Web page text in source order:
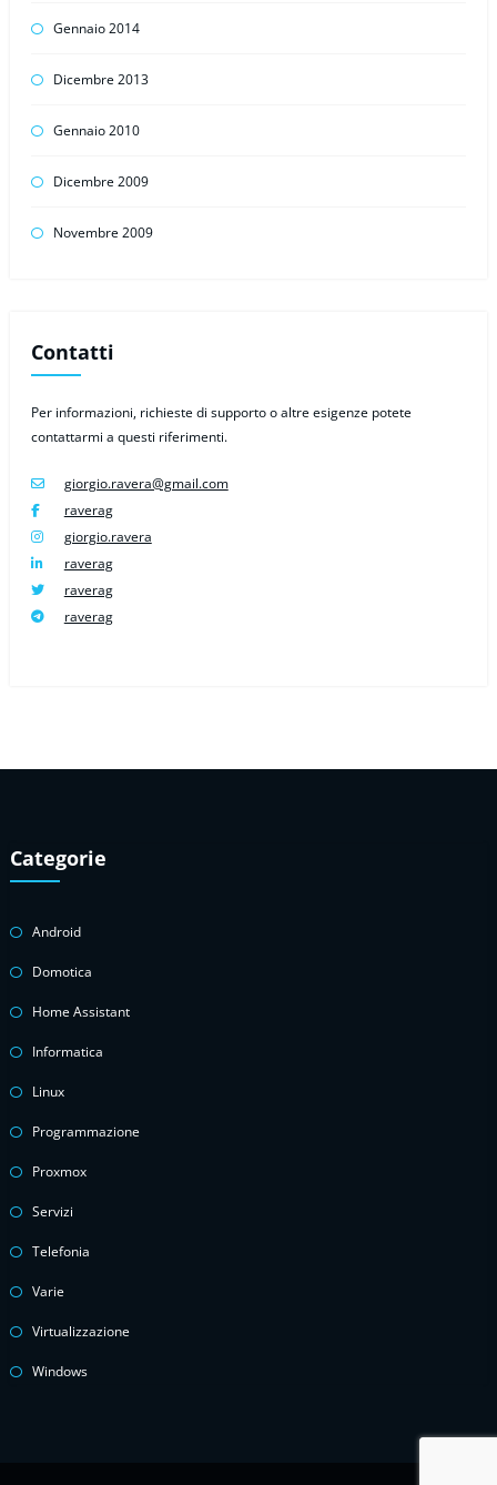
Gennaio 2014
Dicembre 2013
Gennaio 2010
Dicembre 2009
Novembre 2009
Contatti
Per informazioni, richieste di supporto o altre esigenze potete
contattarmi a questi riferimenti.
giorgio.ravera@gmail.com
raverag
giorgio.ravera
raverag
raverag
raverag
Categorie
Android
Domotica
Home Assistant
Informatica
Linux
Programmazione
Proxmox
Servizi
Telefonia
Varie
Virtualizzazione
Windows